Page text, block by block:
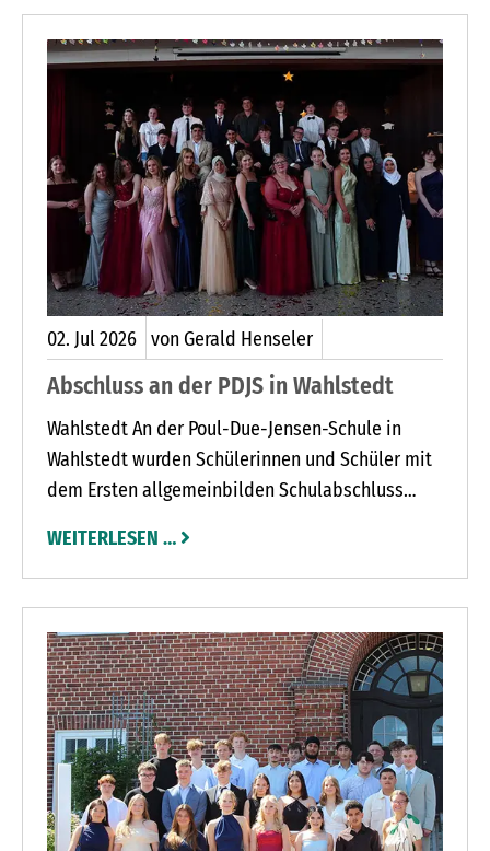
02. Jul2026 von Gerald Henseler
Abschluss an der PDJS in Wahlstedt
Wahlstedt An der Poul-Due-Jensen-Schule in
Wahlstedt wurden Schülerinnen und Schüler mit
dem Ersten allgemeinbilden Schulabschluss
feierlich verabschiedet.
WEITERLESEN …